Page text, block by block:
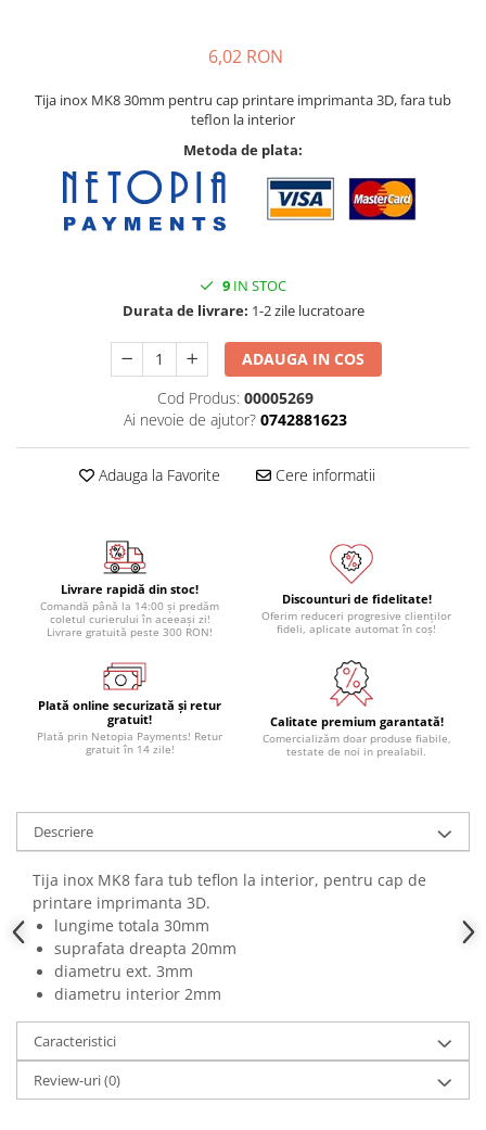
6,02 RON
Tija inox MK8 30mm pentru cap printare imprimanta 3D, fara tub
teflon la interior
Metoda de plata:
9 IN STOC
Durata de livrare: 1-2 zile lucratoare
ADAUGA IN COS
Cod Produs: 00005269
Ai nevoie de ajutor? 0742881623
Adauga la Favorite Cere informatii
Livrare rapidă din stoc!
Comandă până la 14:00 și predăm
coletul curierului în aceeași zi!
Livrare gratuită peste 300 RON!
Discounturi de fidelitate!
Oferim reduceri progresive clienților
fideli, aplicate automat în coș!
Plată online securizată și retur
gratuit!
Plată prin Netopia Payments! Retur
gratuit în 14 zile!
Calitate premium garantată!
Comercializăm doar produse fiabile,
testate de noi in prealabil.
Descriere
Tija inox MK8 fara tub teflon la interior, pentru cap de
printare imprimanta 3D.
lungime totala 30mm
suprafata dreapta 20mm
diametru ext. 3mm
diametru interior 2mm
Caracteristici
Review-uri(0)